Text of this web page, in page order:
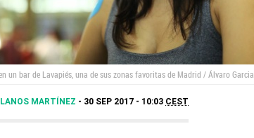
un bar de Lavapiés, una de sus zonas favoritas de Madrid / Álvaro Garcia
MARTÍNEZ 30 SEP 2017 - 10:03 CEST